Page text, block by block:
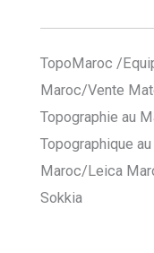
TopoMaroc /
Maroc/Vente
Topographie au
Topographique
Maroc/Leica
Sokkia